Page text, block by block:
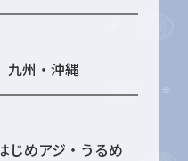
九州・沖縄
じめアジ・うるめ